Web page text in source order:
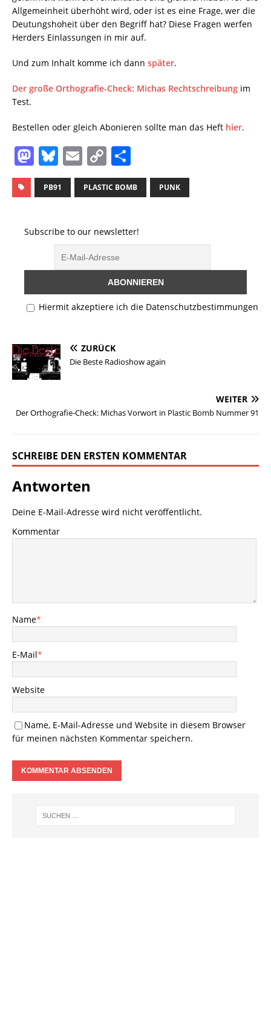
Allgemeinheit überhöht wird, oder ist es eine Frage, wer die
Deutungshoheit über den Begriff hat? Diese Fragen werfen
Herders Einlassungen in mir auf.
Und zum Inhalt komme ich dann später.
Der große Orthografie-Check: Michas Rechtschreibung im
Test.
Bestellen oder gleich Abonieren sollte man das Heft hier.
M
a
st
d
n
Bl
u
e
k
y
E
m
ai
C
o
p
Li
n
k
ei
le
PB91 PLASTIC BOMB PUNK
Subscribe to our newsletter!
Hiermit akzeptiere ich die Datenschutzbestimmungen
ZURÜCK
Die Beste Radioshow again
WEITER
Der Orthografie-Check: Michas Vorwort in Plastic Bomb Nummer 91
SCHREIBE DEN ERSTEN KOMMENTAR
Antworten
Deine E-Mail-Adresse wird nicht veröffentlicht.
Kommentar
Name*
E-Mail*
Website
Name, E-Mail-Adresse und Website in diesem Browser
für meinen nächsten Kommentar speichern.